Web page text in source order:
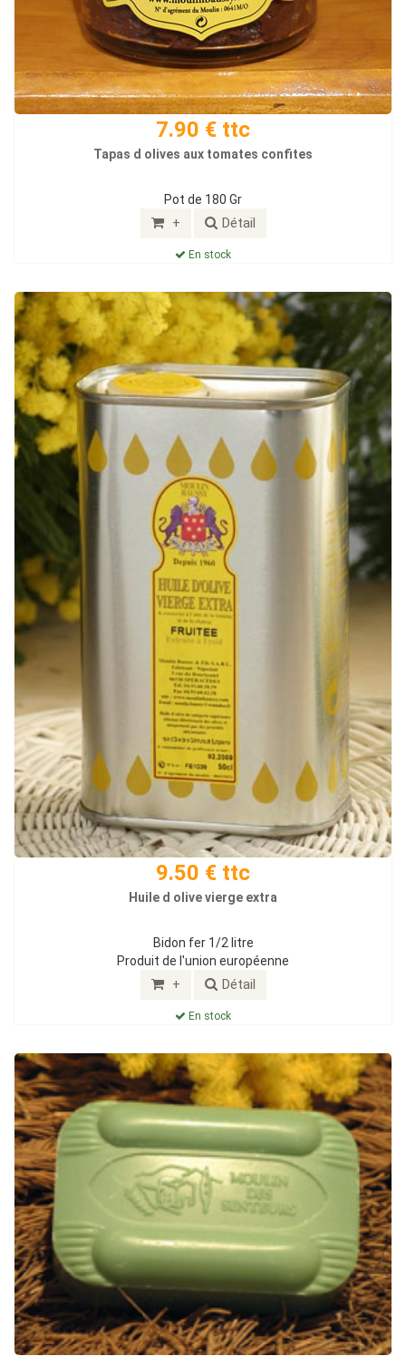
7.90 € ttc
Tapas d olives aux tomates confites
Pot de 180 Gr
+ Détail
En stock
9.50 € ttc
Huile d olive vierge extra
Bidon fer 1/2 litre
Produit de l'union européenne
+ Détail
En stock